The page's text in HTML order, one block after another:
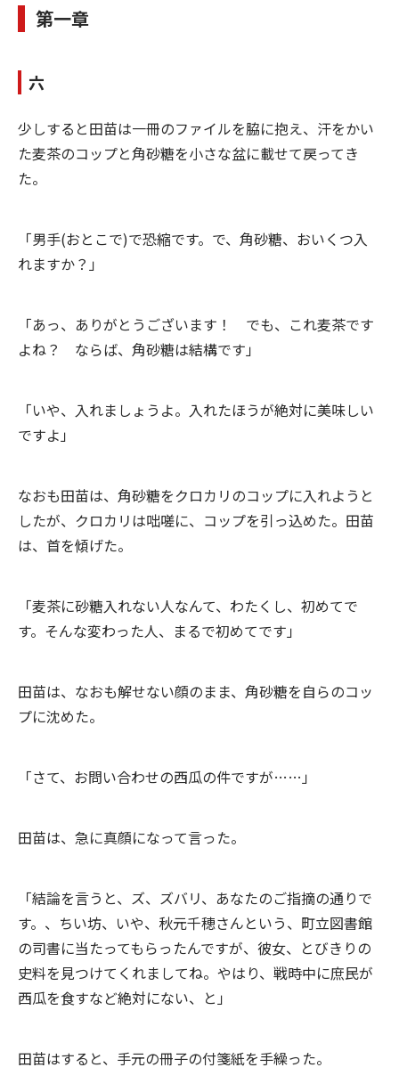
第一章
六
少しすると田苗は一冊のファイルを脇に抱え、汗をかい
た麦茶のコップと角砂糖を小さな盆に載せて戻ってき
た。
「男手(おとこで)で恐縮です。で、角砂糖、おいくつ入
れますか？」
「あっ、ありがとうございます！ でも、これ麦茶です
よね？ ならば、角砂糖は結構です」
「いや、入れましょうよ。入れたほうが絶対に美味しい
ですよ」
なおも田苗は、角砂糖をクロカリのコップに入れようと
したが、クロカリは咄嗟に、コップを引っ込めた。田苗
は、首を傾げた。
「麦茶に砂糖入れない人なんて、わたくし、初めてで
す。そんな変わった人、まるで初めてです」
田苗は、なおも解せない顔のまま、角砂糖を自らのコッ
プに沈めた。
「さて、お問い合わせの西瓜の件ですが……」
田苗は、急に真顔になって言った。
「結論を言うと、ズ、ズバリ、あなたのご指摘の通りで
す。、ちい坊、いや、秋元千穂さんという、町立図書館
の司書に当たってもらったんですが、彼女、とびきりの
史料を見つけてくれましてね。やはり、戦時中に庶民が
西瓜を食すなど絶対にない、と」
田苗はすると、手元の冊子の付箋紙を手繰った。